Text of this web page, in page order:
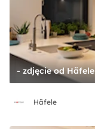
- zdjęcie od Häfele
Häfele